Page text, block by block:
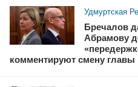
Удмуртская
Бречалов
Абрамову
комментируют смену главы